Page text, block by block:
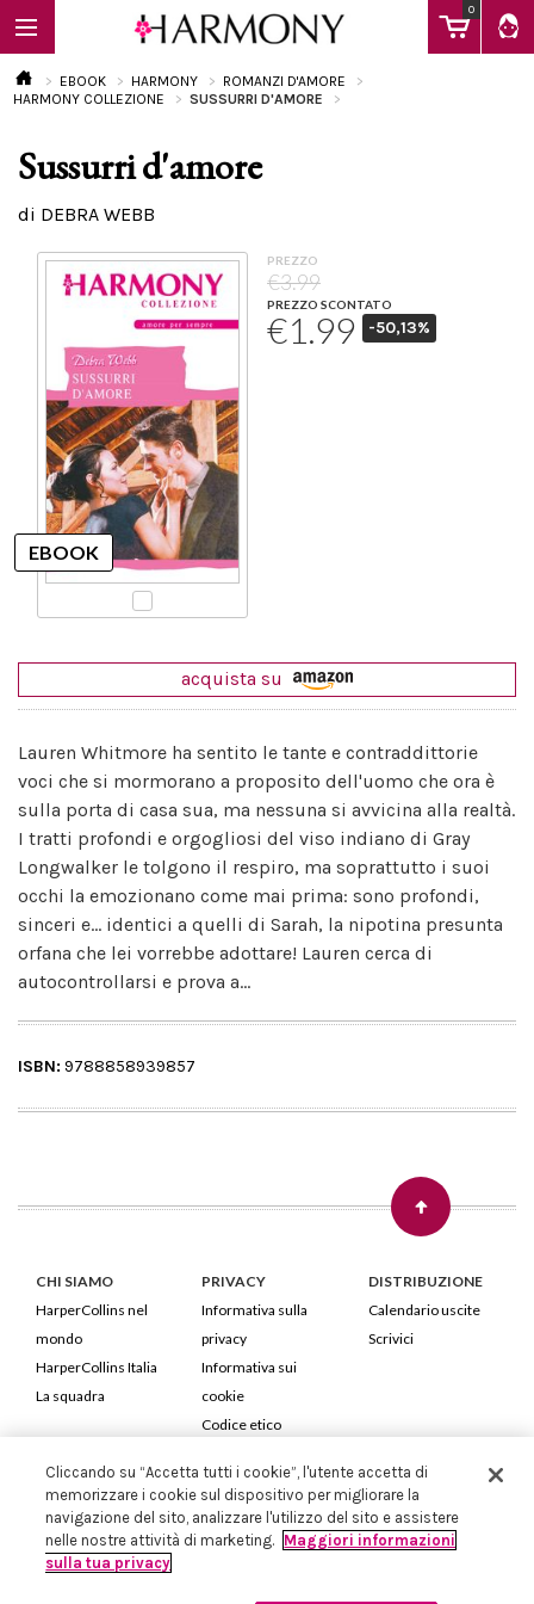
0
EBOOK
EBOOK HARMONY
ROMANZI D'AMORE
HARMONY COLLEZIONE
SUSSURRI D'AMORE
Sussurri d'amore
di DEBRA WEBB
PREZZO
€3.99
PREZZO SCONTATO
€1.99 -50,13%
acquista su
Lauren Whitmore ha sentito le tante e contraddittorie
voci che si mormorano a proposito dell'uomo che ora è
sulla porta di casa sua, ma nessuna si avvicina alla realtà.
I tratti profondi e orgogliosi del viso indiano di Gray
Longwalker le tolgono il respiro, ma soprattutto i suoi
occhi la emozionano come mai prima: sono profondi,
sinceri e... identici a quelli di Sarah, la nipotina presunta
orfana che lei vorrebbe adottare! Lauren cerca di
autocontrollarsi e prova a...
ISBN: 9788858939857
CHI SIAMO
HarperCollins nel
mondo
HarperCollins Italia
La squadra
PRIVACY
Informativa sulla
privacy
Informativa sui
cookie
Codice etico
DISTRIBUZIONE
Calendario uscite
Scrivici
HarperCollins Italia S.p.A. Viale Monte Nero, 84 - 20135 Milano
Cod. Fiscale e P.IVA 05946780151 - Capitale Sociale 258.250 €
Iscritta in Milano al Registro delle imprese nr.198004 e REA nr.1051898
Cliccando su “Accetta tutti i cookie”, l'utente accetta di
memorizzare i cookie sul dispositivo per migliorare la
navigazione del sito, analizzare l'utilizzo del sito e assistere
nelle nostre attività di marketing. Maggiori informazioni
sulla tua privacy